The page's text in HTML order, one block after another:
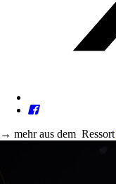
→ mehr aus dem Ressort